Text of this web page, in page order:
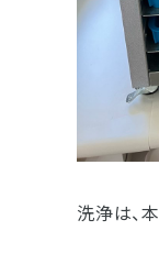
洗浄は、